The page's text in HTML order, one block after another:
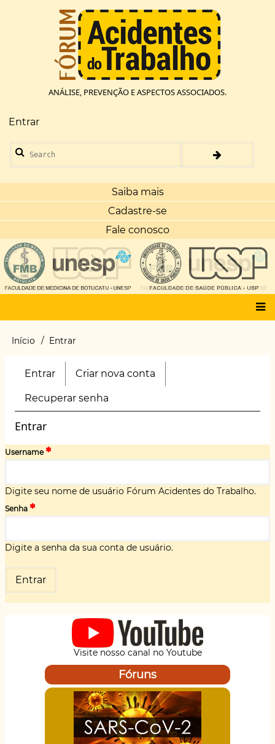
ANÁLISE, PREVENÇÃO E ASPECTOS ASSOCIADOS.
Menu
de
conta
de
usuário
Entrar
Search
Saiba mais
Cadastre-se
Fale conosco
Main
Trilha
navegação
Início Entrar
Primary
Entrar (aba
ativa)
Criar nova conta
Recuperar senha
Entrar
Username
Digite seu nome de usuário Fórum Acidentes do Trabalho.
Senha
Digite a senha da sua conta de usuário.
Visite nosso canal no Youtube
Fóruns